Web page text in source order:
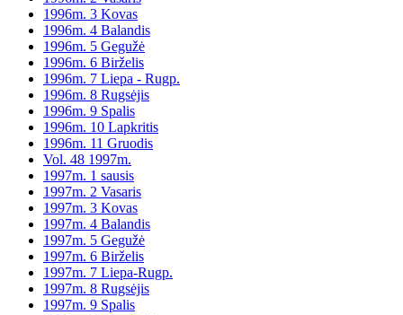
1996m. 3 Kovas
1996m. 4 Balandis
1996m. 5 Gegužė
1996m. 6 Birželis
1996m. 7 Liepa - Rugp.
1996m. 8 Rugsėjis
1996m. 9 Spalis
1996m. 10 Lapkritis
1996m. 11 Gruodis
Vol. 48 1997m.
1997m. 1 sausis
1997m. 2 Vasaris
1997m. 3 Kovas
1997m. 4 Balandis
1997m. 5 Gegužė
1997m. 6 Birželis
1997m. 7 Liepa-Rugp.
1997m. 8 Rugsėjis
1997m. 9 Spalis